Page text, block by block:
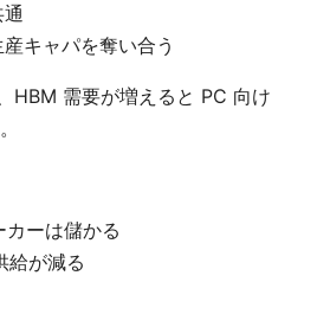
キャパを奪い合う
HBM 需要が増えると PC 向け
ーは儲かる
給が減る